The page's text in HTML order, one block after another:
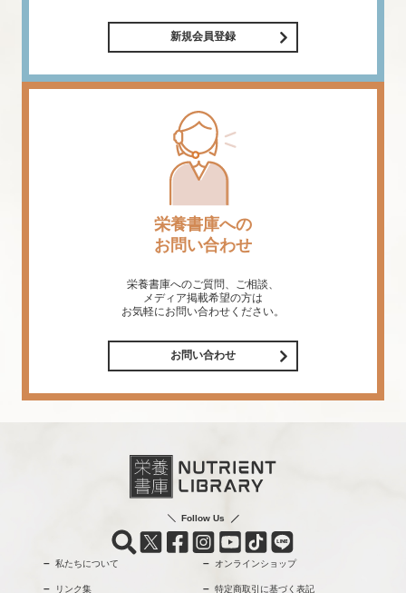
新規会員登録
栄養書庫への
お問い合わせ
栄養書庫へのご質問、ご相談、
メディア掲載希望の方は
お気軽にお問い合わせください。
お問い合わせ
Follow Us
私たちについて オンラインショップ
リンク集 特定商取引に基づく表記